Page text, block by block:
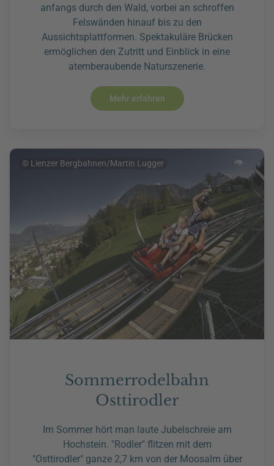
anfangs durch den Wald, vorbei an schroffen
Felswänden hinauf bis zu den
Aussichtsplattformen. Spektakuläre Brücken
ermöglichen den Zutritt und Einblick in eine
atemberaubende Naturszenerie.
Mehr erfahren
© Lienzer Bergbahnen/Martin Lugger
Sommerrodelbahn
Osttirodler
Im Sommer hört man laute Jubelschreie am
Hochstein. "Rodler" flitzen mit dem
"Osttirodler" ganze 2,7 km von der Moosalm über